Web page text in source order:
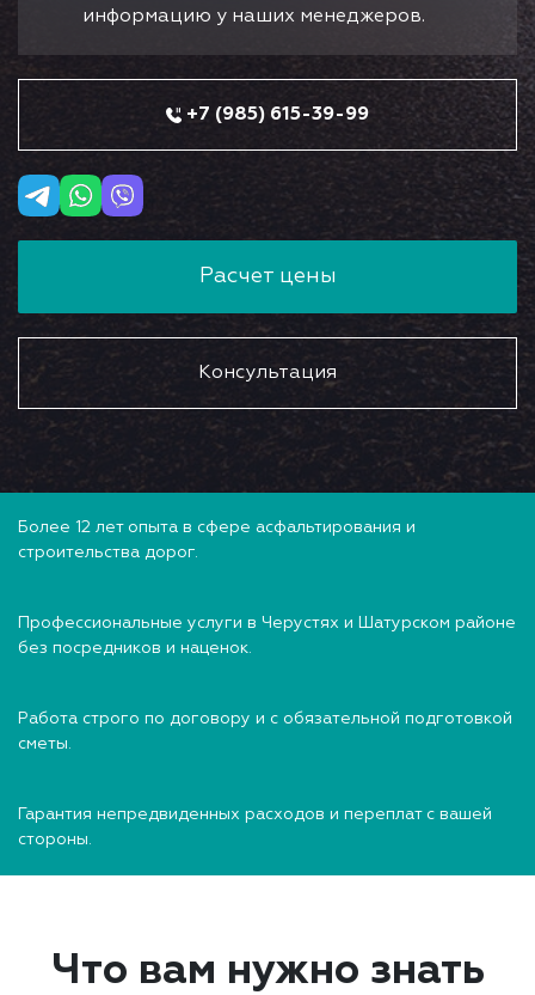
информацию у наших менеджеров.
+7 (985) 615-39-99
Расчет цены
Консультация
Более 12 лет опыта в сфере асфальтирования и
строительства дорог.
Профессиональные услуги в Черустях и Шатурском районе
без посредников и наценок.
Работа строго по договору и с обязательной подготовкой
сметы.
Гарантия непредвиденных расходов и переплат с вашей
стороны.
Что вам нужно знать